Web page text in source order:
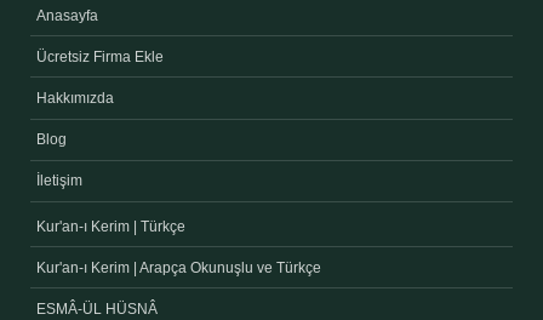
Anasayfa
Ücretsiz Firma Ekle
Hakkımızda
Blog
İletişim
Kur'an-ı Kerim | Türkçe
Kur'an-ı Kerim | Arapça Okunuşlu ve Türkçe
ESMÂ-ÜL HÜSNÂ